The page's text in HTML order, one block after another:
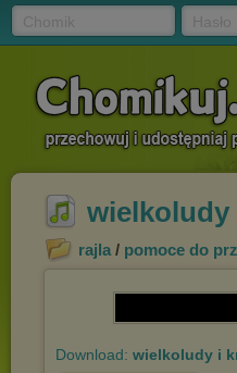
wielkoludy
rajla / pomoce do
Download: wielkoludy i